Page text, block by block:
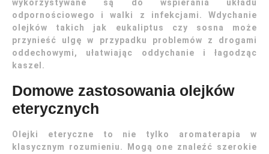
wykorzystywane są do wspierania układu
odpornościowego i walki z infekcjami. Wdychanie
olejków takich jak eukaliptus czy sosna może
przynieść ulgę w przypadku problemów z drogami
oddechowymi, ułatwiając oddychanie i łagodząc
kaszel.
Domowe zastosowania olejków
eterycznych
Olejki eteryczne to nie tylko aromaterapia w
klasycznym rozumieniu. Mogą one znaleźć szerokie